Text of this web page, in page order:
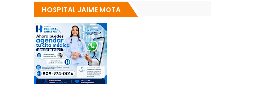
HOSPITAL JAIME MOTA